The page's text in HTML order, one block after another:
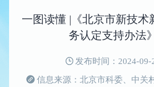
一图读懂 |《北京市新技术
务认定支持办法》
发布时间：2024-09-
信息来源：北京市科委、中关